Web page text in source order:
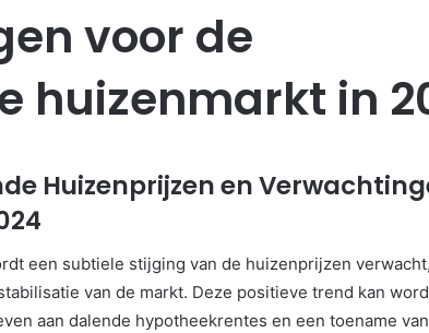
voor de
huizenmarkt in
Huizenprijzen en
een subtiele stijging van de huizenprijzen
van de markt. Deze positieve trend kan
aan dalende hypotheekrentes en een toename